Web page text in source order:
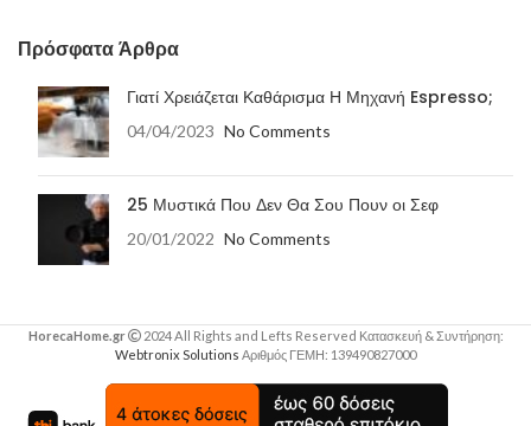
Πρόσφατα Άρθρα
Γιατί Χρειάζεται Καθάρισμα Η Μηχανή Espresso;
04/04/2023 No Comments
25 Μυστικά Που Δεν Θα Σου Πουν οι Σεφ
20/01/2022 No Comments
HorecaHome.gr
2024 All Rights and Lefts Reserved Κατασκευή & Συντήρηση:
Webtronix Solutions Αριθμός ΓΕΜΗ: 139490827000